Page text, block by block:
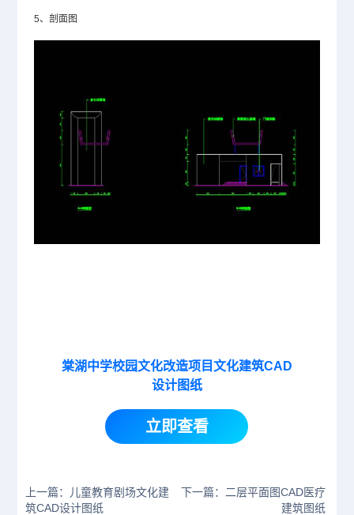
5、剖面图
棠湖中学校园文化改造项目文化建筑CAD
设计图纸
立即查看
上一篇：儿童教育剧场文化建
筑CAD设计图纸
下一篇：二层平面图CAD医疗
建筑图纸